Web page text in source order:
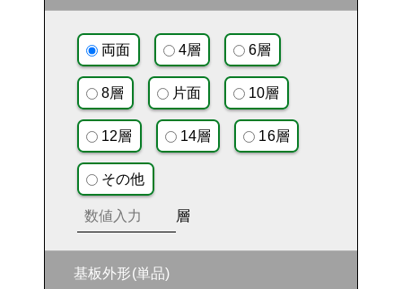
両面 4層 6層
8層 片面 10層
12層 14層 16層
その他
層
基板外形(単品)